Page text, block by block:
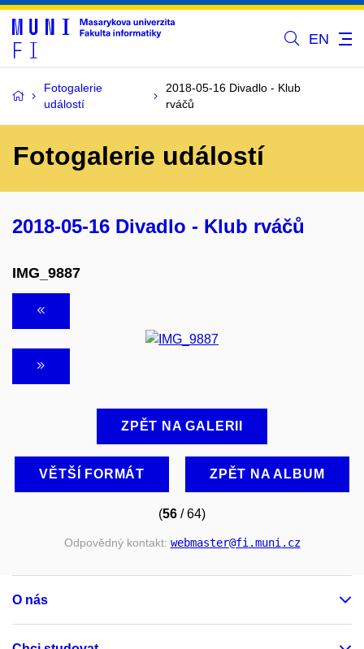
EN
Fotogalerie
událostí
2018-05-16 Divadlo - Klub
rváčů
Fotogalerie událostí
2018-05-16 Divadlo - Klub rváčů
IMG_9887
ZPĚT NA GALERII
VĚTŠÍ FORMÁT ZPĚT NA ALBUM
(56 / 64)
Odpovědný kontakt: webmaster@fi.muni.cz
O nás